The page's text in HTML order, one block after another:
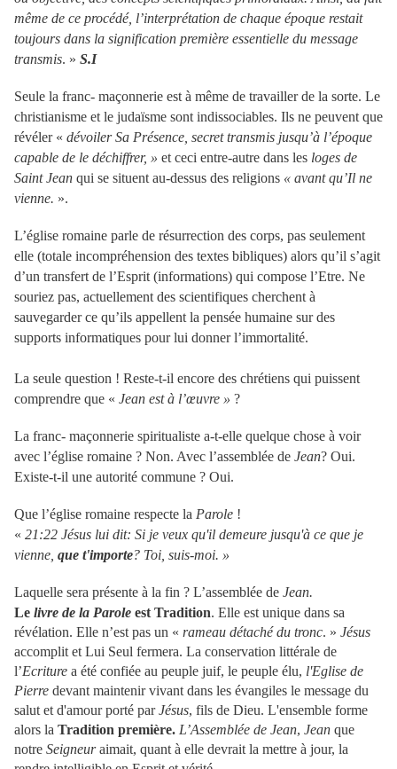
même de ce procédé, l’interprétation de chaque époque restait
toujours dans la signification première essentielle du message
transmis. » S.I
Seule la franc- maçonnerie est à même de travailler de la sorte. Le
christianisme et le judaïsme sont indissociables. Ils ne peuvent que
révéler « dévoiler Sa Présence, secret transmis jusqu’à l’époque
capable de le déchiffrer, » et ceci entre-autre dans les loges de
Saint Jean qui se situent au-dessus des religions « avant qu’Il ne
vienne. ».
L’église romaine parle de résurrection des corps, pas seulement
elle (totale incompréhension des textes bibliques) alors qu’il s’agit
d’un transfert de l’Esprit (informations) qui compose l’Etre. Ne
souriez pas, actuellement des scientifiques cherchent à
sauvegarder ce qu’ils appellent la pensée humaine sur des
supports informatiques pour lui donner l’immortalité.
La seule question ! Reste-t-il encore des chrétiens qui puissent
comprendre que « Jean est à l’œuvre » ?
La franc- maçonnerie spiritualiste a-t-elle quelque chose à voir
avec l’église romaine ? Non. Avec l’assemblée de Jean? Oui.
Existe-t-il une autorité commune ? Oui.
Que l’église romaine respecte la Parole !
« 21:22 Jésus lui dit: Si je veux qu'il demeure jusqu'à ce que je
vienne, que t'importe? Toi, suis-moi. »
Laquelle sera présente à la fin ? L’assemblée de Jean.
Le livre de la Parole est Tradition. Elle est unique dans sa
révélation. Elle n’est pas un « rameau détaché du tronc. » Jésus
accomplit et Lui Seul fermera. La conservation littérale de
l’Ecriture a été confiée au peuple juif, le peuple élu, l'Eglise de
Pierre devant maintenir vivant dans les évangiles le message du
salut et d'amour porté parJésus, fils de Dieu. L'ensemble forme
alors la Tradition première. L’Assemblée de Jean, Jean que
notre Seigneuraimait, quant à elle devrait la mettre à jour, la